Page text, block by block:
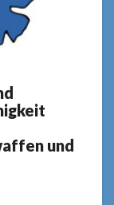
und